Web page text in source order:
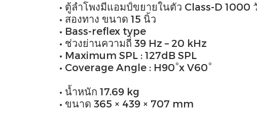
• ตู้ลำโพงมีแอมป์ขยายในตัว Class-D 1000
• สองทาง ขนาด 15 นิ้ว
• Bass-reflex type
• ช่วงย่านความถี่ 39 Hz – 20 kHz
• Maximum SPL : 127dB SPL
• Coverage Angle : H90°x V60°
• น้ำหนัก 17.69 kg
• ขนาด 365 × 439 × 707 mm